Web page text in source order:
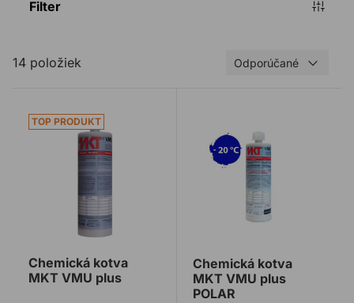
Filter
14 položiek Odporúčané
Chemická kotva MKT VMU plus
Chemická kotva
MKT VMU plus
Chemická kotva
MKT VMU plus
POLAR